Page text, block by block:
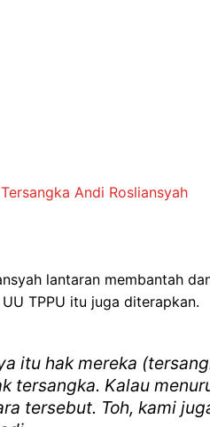
Andi Rosliansyah
lantaran membantah
TPPU itu juga diterapkan.
itu hak mereka
tersangka. Kalau
tersebut. Toh, kami